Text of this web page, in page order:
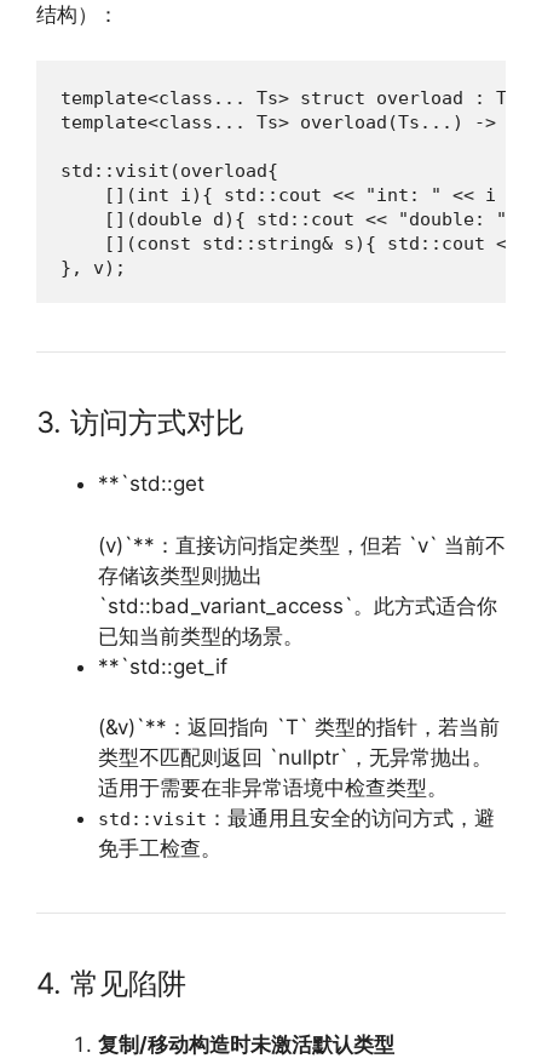
结构）：
template<class... Ts> struct overload :
template<class... Ts> overload(Ts...) ->
std::visit(overload{
[](int i){ std::cout << "int: " << i <<
[](double d){ std::cout << "double: "
[](const std::string& s){ std::cout <<
}, v);
3. 访问方式对比
**`std::get
(v)`**：直接访问指定类型，但若 `v` 当前不
存储该类型则抛出
`std::bad_variant_access`。此方式适合你
已知当前类型的场景。
**`std::get_if
(&v)`**：返回指向 `T` 类型的指针，若当前
类型不匹配则返回 `nullptr`，无异常抛出。
适用于需要在非异常语境中检查类型。
std::visit ：最通用且安全的访问方式，避
免手工检查。
4. 常见陷阱
复制/移动构造时未激活默认类型